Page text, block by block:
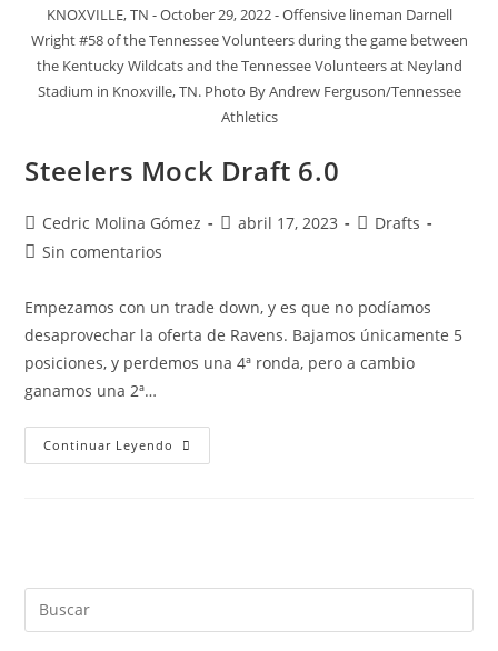
KNOXVILLE, TN - October 29, 2022 - Offensive lineman Darnell
Wright #58 of the Tennessee Volunteers during the game between
the Kentucky Wildcats and the Tennessee Volunteers at Neyland
Stadium in Knoxville, TN. Photo By Andrew Ferguson/Tennessee
Athletics
Steelers Mock Draft 6.0
Cedric Molina Gómez abril 17, 2023
Drafts
Sin comentarios
Empezamos con un trade down, y es que no podíamos
desaprovechar la oferta de Ravens. Bajamos únicamente 5
posiciones, y perdemos una 4ª ronda, pero a cambio
ganamos una 2ª…
Continuar Leyendo